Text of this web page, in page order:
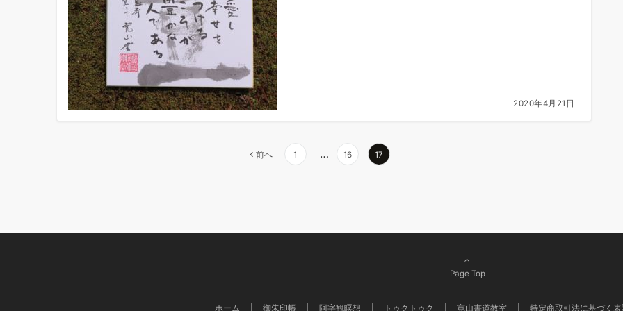
2020年4月21日
ジ
前へ 1 … 16 17
Page Top
ホーム 御朱印帳 阿字観瞑想 トゥクトゥク 寛山書道教室 特定商取引法に基づく